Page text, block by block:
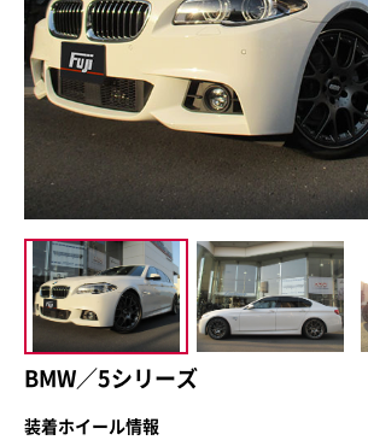
BMW／5シリーズ
装着ホイール情報